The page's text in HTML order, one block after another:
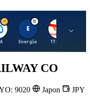
E
Energie
T
TTE.PA
CO
9020 Japon
JPY